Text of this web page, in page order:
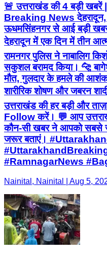
🚨 उत्तराखंड की 4 बड़ी
Breaking News देहरादून,
ऊधमसिंहनगर से आई बड़ी
देहरादून में एक दिन में तीन
रामनगर पुलिस ने नाबालिग
सकुशल बरामद किया। 🐆
मौत, गुलदार के हमले की
शारीरिक शोषण और जबरन
उत्तराखंड की हर बड़ी और
Follow करें। 💬 आप
कौन-सी खबर ने आपको सबसे
जरूर बताएं।
#RamnagarNews
Nainital, Nainital | Aug 5,